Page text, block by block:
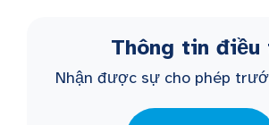
Thông tin điều
Nhận được sự cho phép